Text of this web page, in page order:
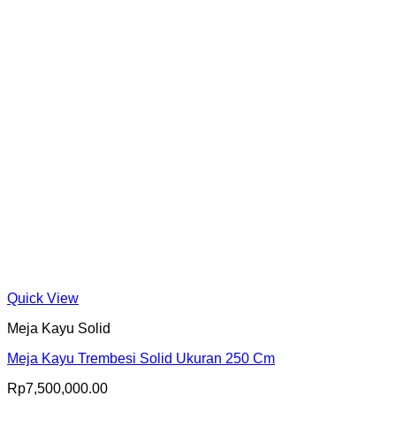
Quick View
Meja Kayu Solid
Meja Kayu Trembesi Solid Ukuran 250 Cm
Rp7,500,000.00